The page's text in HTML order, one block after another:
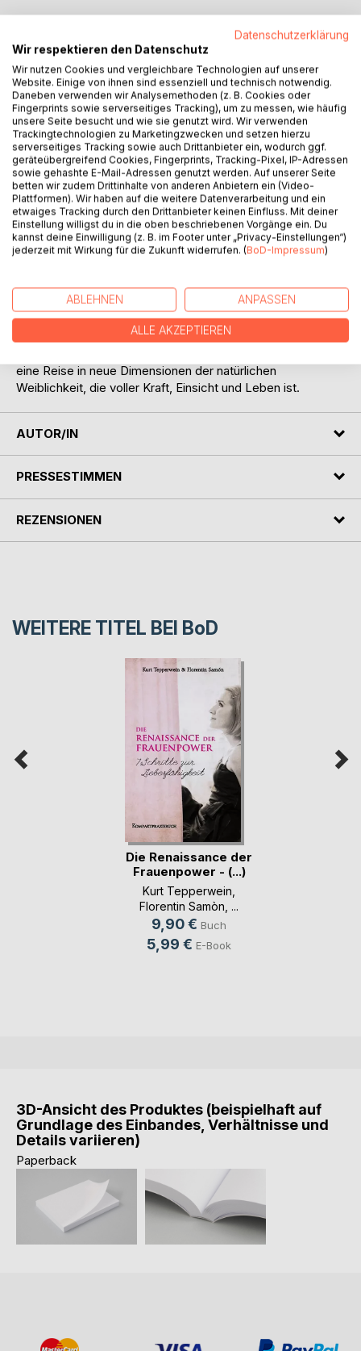
Frau sein bedeutet GANZ SEIN.
Liebe ist GANZ SEIN.
Was ist Liebe? Wie leben wir sie?
Zu allen Zeiten und in allen Kulturen spielte die Liebe eine
wichtige Rolle: Bücher, Gedichte, Dramen, Komödien,
Lieder und Bauwerke, wie das Taj Mahal, zeugen davon.
Selbst in unserer modernen, wissenschaftlich orientierten
Zeit ist die Liebe immer noch ein Rätsel - ein großes
Mysterium des Lebens, das drei Betrachtungsebenen hat:
Die instinktive Liebe, die zur Fortpflanzung dient oder sich
in der Fürsorge ausdrückt.
realen Welt angesiedelt ist.
Die bewusste Liebe, die Wachstum letztendlich erst
möglich macht.
Alle Liebesformen sind im tiefen FRAU SEIN angesiedelt,
eine Reise in neue Dimensionen der natürlichen
Weiblichkeit, die voller Kraft, Einsicht und Leben ist.
AUTOR/IN
PRESSESTIMMEN
REZENSIONEN
WEITERE TITEL BEI BoD
Die Renaissance der
Frauenpower - (...)
Kurt Tepperwein
Florentin Samòn , ...
9,90 € Buch
5,99 € E-Book
3D-Ansicht des Produktes (beispielhaft auf
Grundlage des Einbandes, Verhältnisse und
Details variieren)
Paperback
Datenschutzerklärung
Wir respektieren den Datenschutz
Wir nutzen Cookies und vergleichbare Technologien auf unserer
Website. Einige von ihnen sind essenziell und technisch notwendig.
Daneben verwenden wir Analysemethoden (z. B. Cookies oder
Fingerprints sowie serverseitiges Tracking), um zu messen, wie häufig
unsere Seite besucht und wie sie genutzt wird. Wir verwenden
Trackingtechnologien zu Marketingzwecken und setzen hierzu
serverseitiges Tracking sowie auch Drittanbieter ein, wodurch ggf.
geräteübergreifend Cookies, Fingerprints, Tracking-Pixel, IP-Adressen
sowie gehashte E-Mail-Adressen genutzt werden. Auf unserer Seite
betten wir zudem Drittinhalte von anderen Anbietern ein (Video-
Plattformen). Wir haben auf die weitere Datenverarbeitung und ein
etwaiges Tracking durch den Drittanbieter keinen Einfluss. Mit deiner
Einstellung willigst du in die oben beschriebenen Vorgänge ein. Du
kannst deine Einwilligung (z. B. im Footer unter „Privacy-Einstellungen“)
jederzeit mit Wirkung für die Zukunft widerrufen. (BoD-Impressum)
ABLEHNEN ANPASSEN
ALLE AKZEPTIEREN